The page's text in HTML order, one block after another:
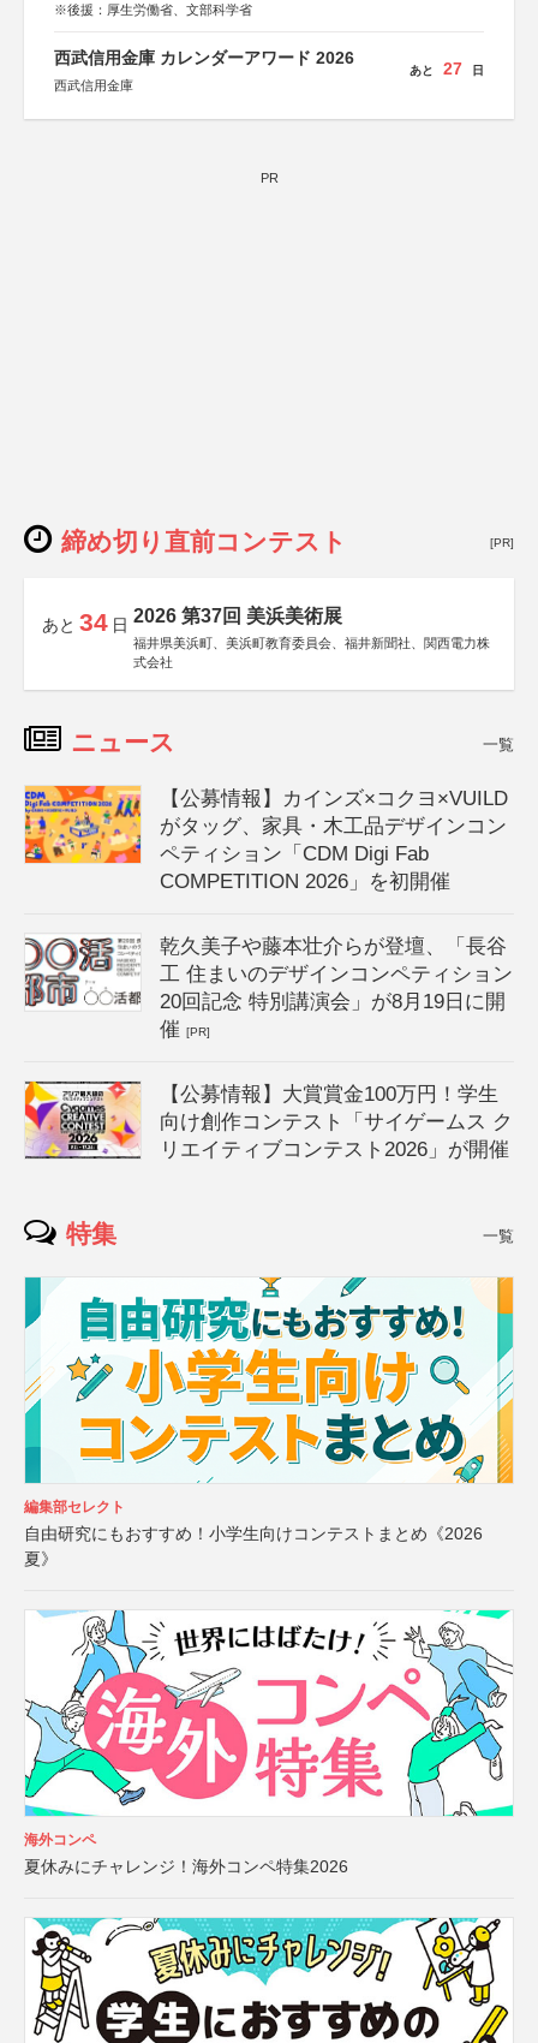
※後援：厚生労働省、文部科学省
西武信用金庫 カレンダーアワード 2026
西武信用金庫
あと 27 日
PR
締め切り直前コンテスト [PR]
あと 34 日 2026 第37回 美浜美術展
福井県美浜町、美浜町教育委員会、福井新聞社、関西電力株
式会社
ニュース 一覧
【公募情報】カインズ×コクヨ×VUILD
がタッグ、家具・木工品デザインコン
ペティション「CDM Digi Fab
COMPETITION 2026」を初開催
乾久美子や藤本壮介らが登壇、「長谷
工 住まいのデザインコンペティション
20回記念 特別講演会」が8月19日に開
催[PR]
【公募情報】大賞賞金100万円！学生
向け創作コンテスト「サイゲームス ク
リエイティブコンテスト2026」が開催
特集 一覧
編集部セレクト
自由研究にもおすすめ！小学生向けコンテストまとめ《2026
夏》
海外コンペ
夏休みにチャレンジ！海外コンペ特集2026